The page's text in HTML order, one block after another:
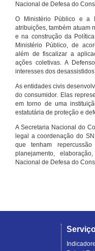
Nacional de Defesa do
O Ministério Público e a
atribuições, também atuam
e na construção da
Ministério Público, de
além de fiscalizar a
ações coletivas. A
interesses dos
As entidades civis
do consumidor. Elas
em torno de uma
estatutária de proteção e
A Secretaria Nacional do
legal a coordenação do
que tenham
planejamento,
Nacional de Defesa do